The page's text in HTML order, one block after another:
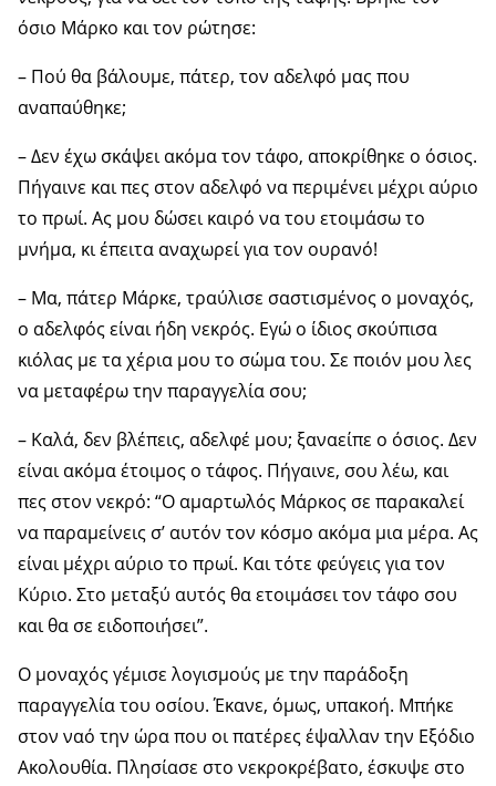
όσιο Μάρκο και τον ρώτησε:
– Πού θα βάλουμε, πάτερ, τον αδελφό μας που
αναπαύθηκε;
– Δεν έχω σκάψει ακόμα τον τάφο, αποκρίθηκε ο όσιος.
Πήγαινε και πες στον αδελφό να περιμένει μέχρι αύριο
το πρωί. Ας μου δώσει καιρό να του ετοιμάσω το
μνήμα, κι έπειτα αναχωρεί για τον ουρανό!
– Μα, πάτερ Μάρκε, τραύλισε σαστισμένος ο μοναχός,
ο αδελφός είναι ήδη νεκρός. Εγώ ο ίδιος σκούπισα
κιόλας με τα χέρια μου το σώμα του. Σε ποιόν μου λες
να μεταφέρω την παραγγελία σου;
– Καλά, δεν βλέπεις, αδελφέ μου; ξαναείπε ο όσιος. Δεν
είναι ακόμα έτοιμος ο τάφος. Πήγαινε, σου λέω, και
πες στον νεκρό: “Ο αμαρτωλός Μάρκος σε παρακαλεί
να παραμείνεις σ’ αυτόν τον κόσμο ακόμα μια μέρα. Ας
είναι μέχρι αύριο το πρωί. Και τότε φεύγεις για τον
Κύριο. Στο μεταξύ αυτός θα ετοιμάσει τον τάφο σου
και θα σε ειδοποιήσει”.
Ο μοναχός γέμισε λογισμούς με την παράδοξη
παραγγελία του οσίου. Έκανε, όμως, υπακοή. Μπήκε
στον ναό την ώρα που οι πατέρες έψαλλαν την Εξόδιο
Ακολουθία. Πλησίασε στο νεκροκρέβατο, έσκυψε στο